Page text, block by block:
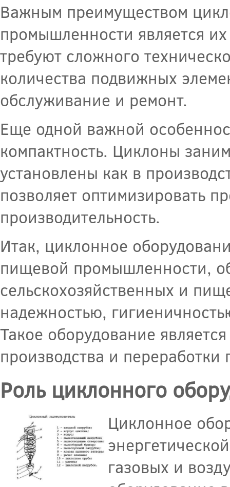
Важным преимуществом
промышленности является
требуют сложного
количества подвижных
обслуживание и ремонт.
Еще одной важной
компактность. Циклоны
установлены как в
позволяет оптимизировать
производительность.
Итак, циклонное
пищевой промышленности,
сельскохозяйственных и
надежностью,
Такое оборудование
производства и переработки
Роль циклонного
Циклонное
газовых и